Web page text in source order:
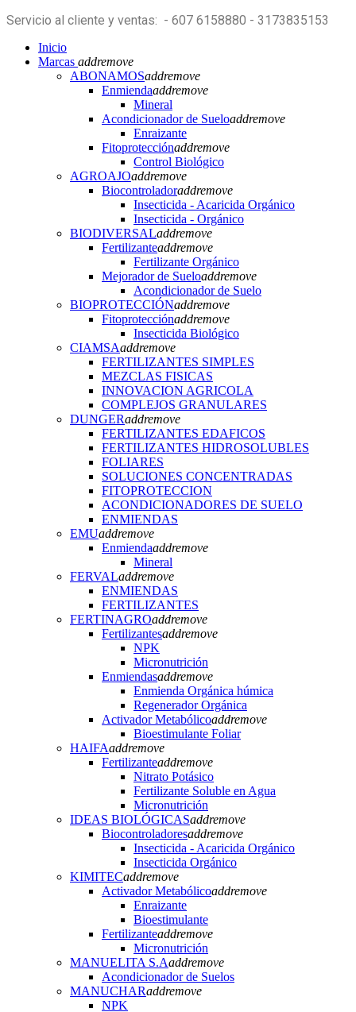
Servicio al cliente y ventas: - 607 6158880 - 3173835153
Inicio
Marcas addremove
ABONAMOSaddremove
Enmiendaaddremove
Mineral
Acondicionador de Sueloaddremove
Enraizante
Fitoprotecciónaddremove
Control Biológico
AGROAJOaddremove
Biocontroladoraddremove
Insecticida - Acaricida Orgánico
Insecticida - Orgánico
BIODIVERSALaddremove
Fertilizanteaddremove
Fertilizante Orgánico
Mejorador de Sueloaddremove
Acondicionador de Suelo
BIOPROTECCIÓNaddremove
Fitoprotecciónaddremove
Insecticida Biológico
CIAMSAaddremove
FERTILIZANTES SIMPLES
MEZCLAS FISICAS
INNOVACION AGRICOLA
COMPLEJOS GRANULARES
DUNGERaddremove
FERTILIZANTES EDAFICOS
FERTILIZANTES HIDROSOLUBLES
FOLIARES
SOLUCIONES CONCENTRADAS
FITOPROTECCION
ACONDICIONADORES DE SUELO
ENMIENDAS
EMUaddremove
Enmiendaaddremove
Mineral
FERVALaddremove
ENMIENDAS
FERTILIZANTES
FERTINAGROaddremove
Fertilizantesaddremove
NPK
Micronutrición
Enmiendasaddremove
Enmienda Orgánica húmica
Regenerador Orgánica
Activador Metabólicoaddremove
Bioestimulante Foliar
HAIFAaddremove
Fertilizanteaddremove
Nitrato Potásico
Fertilizante Soluble en Agua
Micronutrición
IDEAS BIOLÓGICASaddremove
Biocontroladoresaddremove
Insecticida - Acaricida Orgánico
Insecticida Orgánico
KIMITECaddremove
Activador Metabólicoaddremove
Enraizante
Bioestimulante
Fertilizanteaddremove
Micronutrición
MANUELITA S.Aaddremove
Acondicionador de Suelos
MANUCHARaddremove
NPK